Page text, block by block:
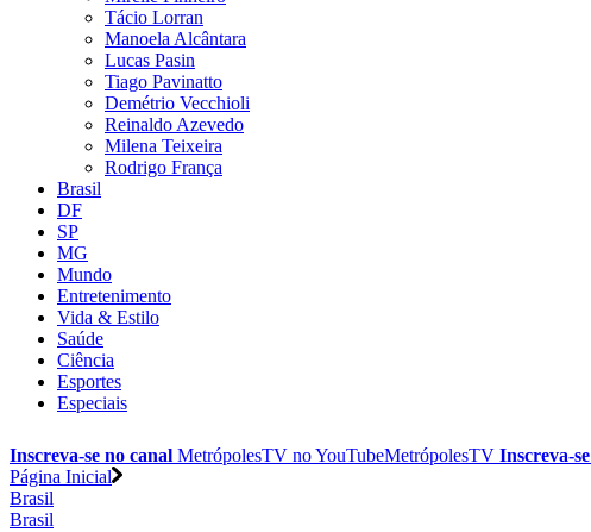
Tácio Lorran
Manoela Alcântara
Lucas Pasin
Tiago Pavinatto
Demétrio Vecchioli
Reinaldo Azevedo
Milena Teixeira
Rodrigo França
Brasil
DF
SP
MG
Mundo
Entretenimento
Vida & Estilo
Saúde
Ciência
Esportes
Especiais
Inscreva-se no canal MetrópolesTV noYouTubeMetrópolesTV Inscreva-se
Página Inicial
Brasil
Brasil